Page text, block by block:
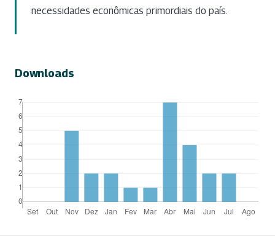
necessidades econômicas primordiais do país.
Downloads